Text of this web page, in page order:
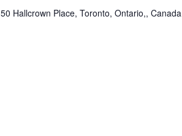
50 Hallcrown Place, Toronto, Ontario,, Canada